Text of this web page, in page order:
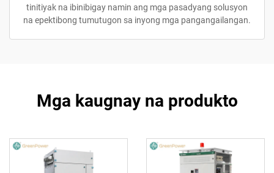
tinitiyak na ibinibigay namin ang mga pasadyang solusyon
na epektibong tumutugon sa inyong mga pangangailangan.
Mga kaugnay na produkto